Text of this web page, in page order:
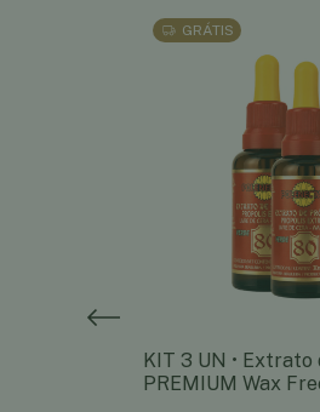
GRÁTIS
KIT 3 UN • Extrato
PREMIUM Wax